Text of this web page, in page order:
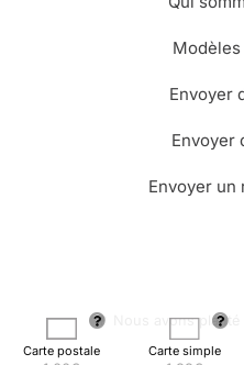
Carte postale Carte simple
Envoyer
Envoyer
Envoyer un
🌳 Nous avons planté